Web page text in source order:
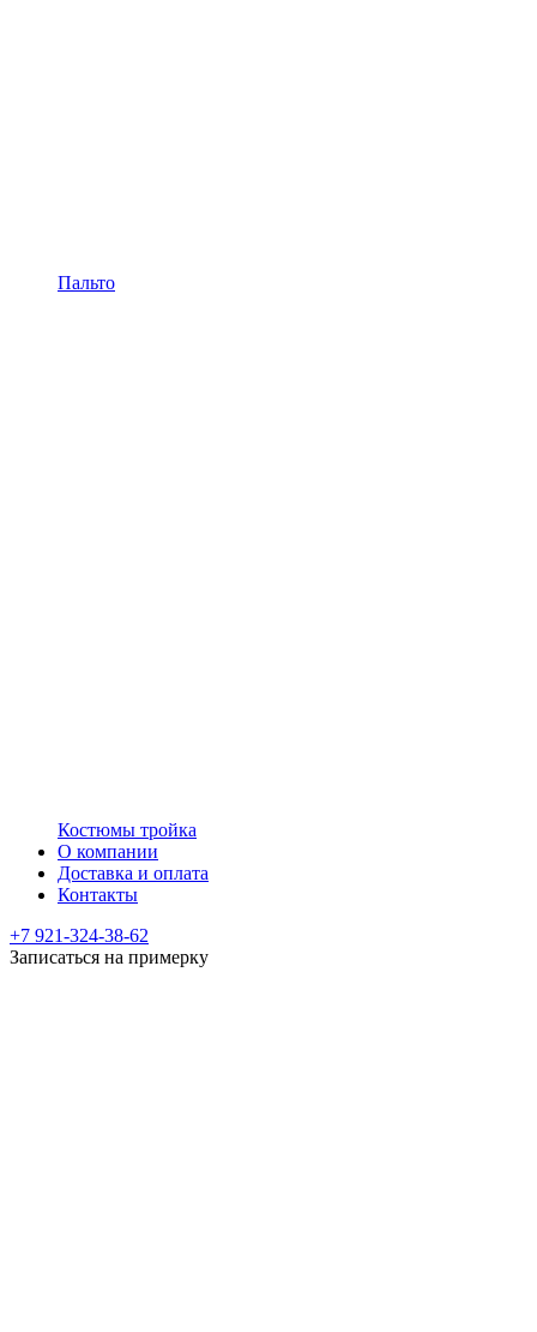
Пальто
Костюмы тройка
О компании
Доставка и оплата
Контакты
+7 921-324-38-62
Записаться на примерку